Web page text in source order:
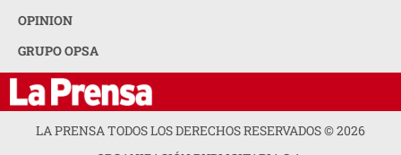
OPINION
GRUPO OPSA
LA PRENSA TODOS LOS DERECHOS RESERVADOS ©2026